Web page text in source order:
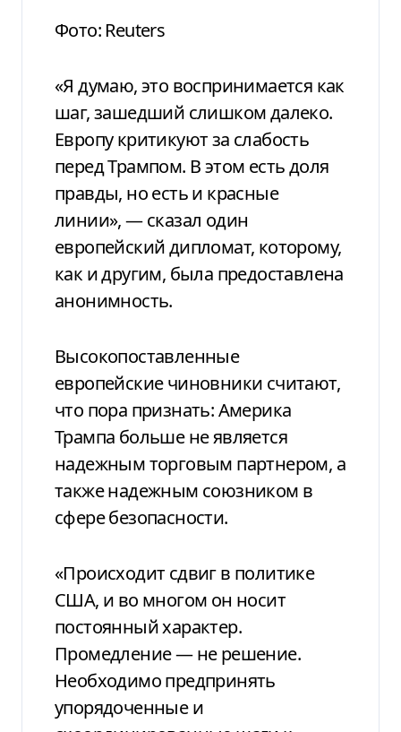
Фото: Reuters
«Я думаю, это воспринимается как
шаг, зашедший слишком далеко.
Европу критикуют за слабость
перед Трампом. В этом есть доля
правды, но есть и красные
линии», — сказал один
европейский дипломат, которому,
как и другим, была предоставлена
​​анонимность.
Высокопоставленные
европейские чиновники считают,
что пора признать: Америка
Трампа больше не является
надежным торговым партнером, а
также надежным союзником в
сфере безопасности.
«Происходит сдвиг в политике
США, и во многом он носит
постоянный характер.
Промедление — не решение.
Необходимо предпринять
упорядоченные и